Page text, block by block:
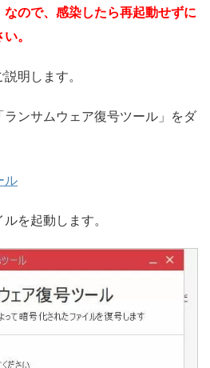
ので、感染したら再起動せずに
。
明します。
ランサムウェア復号ツール」をダ
ル
を起動します。